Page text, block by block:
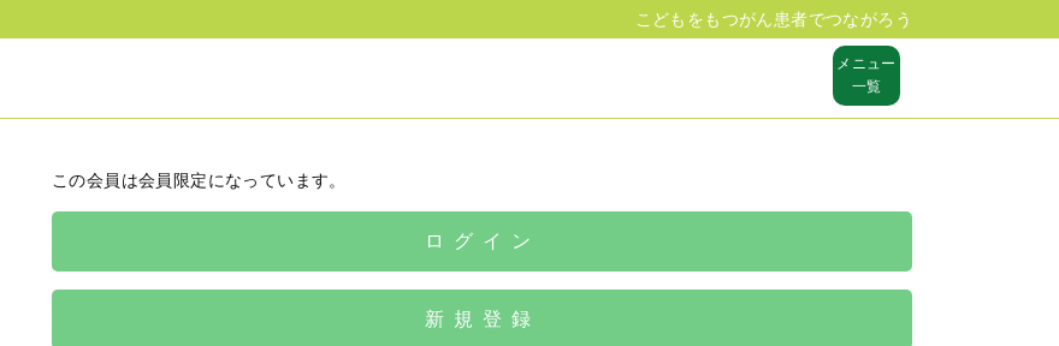
こどもをもつがん患者でつながろう
メニュー
一覧
この会員は会員限定になっています。
ログイン
新規登録